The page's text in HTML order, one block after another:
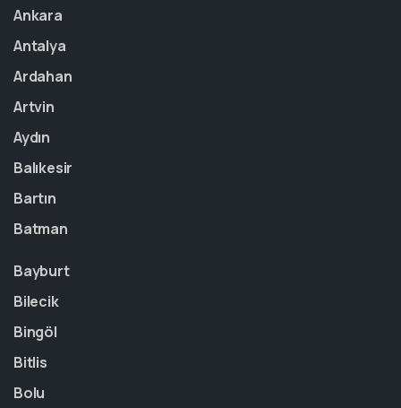
Ankara
Antalya
Ardahan
Artvin
Aydın
Balıkesir
Bartın
Batman
Bayburt
Bilecik
Bingöl
Bitlis
Bolu